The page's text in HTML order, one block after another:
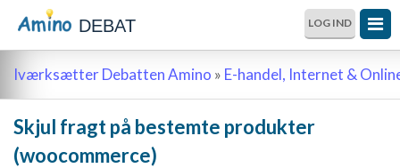
DEBAT LOG IND
Iværksætter Debatten Amino » E-handel, Internet &
Skjul fragt på bestemte produkter
(woocommerce)